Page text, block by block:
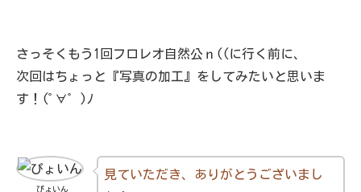
さっそくもう1回フロレオ自然公ｎ((に行く前に、
次回はちょっと『写真の加工』をしてみたいと思いま
す！(ﾟ∀ﾟ )ﾉ
ぴょいん
見ていただき、ありがとうございまし